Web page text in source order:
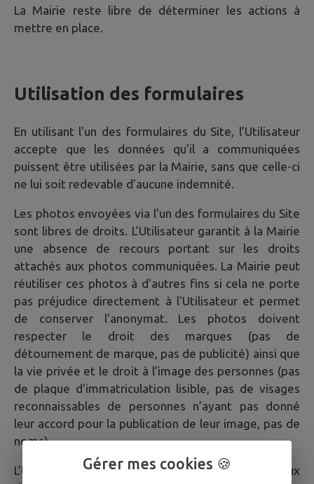
La Mairie reste libre de déterminer les actions à
mettre en place.
Utilisation des formulaires
En utilisant l'un des formulaires du Site, l’Utilisateur
accepte que les données qu’il a communiquées
puissent être utilisées par la Mairie, sans que celle-ci
ne lui soit redevable d’aucune indemnité.
Les photos envoyées via l'un des formulaires du Site
sont libres de droits. L’Utilisateur garantit à la Mairie
une absence de recours portant sur les droits
attachés aux photos communiquées. La Mairie peut
réutiliser ces photos à d'autres fins si cela ne porte
pas préjudice directement à l'Utilisateur et permet
de conserver l’anonymat. Les photos doivent
respecter le droit des marques (pas de
détournement de marque, pas de publicité) ainsi que
la vie privée et le droit à l’image des personnes (pas
de plaque d'immatriculation lisible, pas de visages
reconnaissables de personnes n’ayant pas donné
leur accord pour la publication de leur image, pas de
noms).
L’Utilisateur est averti que la Mairie a accès aux
Gérer mes cookies 🍪